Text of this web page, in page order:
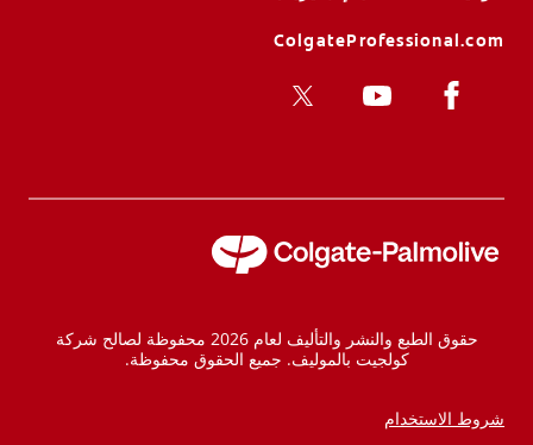
ColgateProfessional.com
حقوق الطبع والنشر والتأليف لعام 2026 محفوظة لصالح شركة
كولجيت بالموليف. جميع الحقوق محفوظة.
شروط الاستخدام